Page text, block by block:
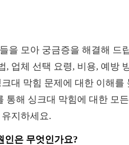
을 모아 궁금증을 해결해 드
, 업체 선택 요령, 비용, 예방
대 막힘 문제에 대한 이해를
통해 싱크대 막힘에 대한 모
지하세요.
인은 무엇인가요?